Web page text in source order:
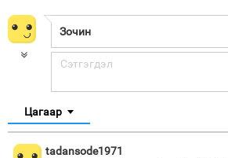
Цагаар
tadansode1971